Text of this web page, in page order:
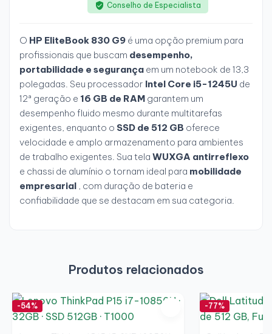
Conselho de Especialista
O HP EliteBook 830 G9 é uma opção premium para
profissionais que buscam desempenho,
portabilidade e segurança em um notebook de 13,3
polegadas. Seu processador Intel Core i5-1245U de
12ª geração e 16 GB de RAM garantem um
desempenho fluido mesmo durante multitarefas
exigentes, enquanto o SSD de 512 GB oferece
velocidade e amplo armazenamento para ambientes
de trabalho exigentes. Sua tela WUXGA antirreflexo
e chassi de alumínio o tornam ideal para mobilidade
empresarial , com duração de bateria e
confiabilidade que se destacam em sua categoria.
Produtos relacionados
-54% -77%